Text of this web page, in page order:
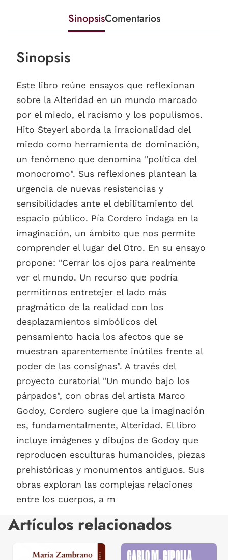
SinopsisComentarios
Sinopsis
Este libro reúne ensayos que reflexionan
sobre la Alteridad en un mundo marcado
por el miedo, el racismo y los populismos.
Hito Steyerl aborda la irracionalidad del
miedo como herramienta de dominación,
un fenómeno que denomina "política del
monocromo". Sus reflexiones plantean la
urgencia de nuevas resistencias y
sensibilidades ante el debilitamiento del
espacio público. Pía Cordero indaga en la
imaginación, un ámbito que nos permite
comprender el lugar del Otro. En su ensayo
propone: "Cerrar los ojos para realmente
ver el mundo. Un recurso que podría
permitirnos entretejer el lado más
pragmático de la realidad con los
desplazamientos simbólicos del
pensamiento hacia los afectos que se
muestran aparentemente inútiles frente al
poder de las consignas". A través del
proyecto curatorial "Un mundo bajo los
párpados", con obras del artista Marco
Godoy, Cordero sugiere que la imaginación
es, fundamentalmente, Alteridad. El libro
incluye imágenes y dibujos de Godoy que
reproducen esculturas humanoides, piezas
prehistóricas y monumentos antiguos. Sus
obras exploran las complejas relaciones
entre los cuerpos, a m
Artículos relacionados